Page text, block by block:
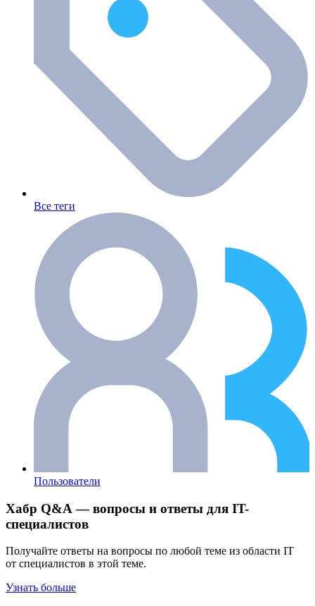
Все теги
Пользователи
Хабр Q&A — вопросы и ответы для IT-
специалистов
Получайте ответы на вопросы по любой теме из области IT
от специалистов в этой теме.
Узнать больше